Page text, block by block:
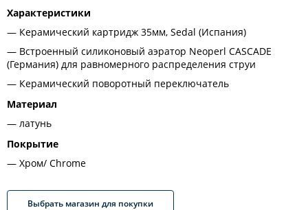
Характеристики
Керамический картридж 35мм, Sedal (Испания)
Встроенный силиконовый аэратор Neoperl CASCADE
(Германия) для равномерного распределения струи
Керамический поворотный переключатель
Материал
латунь
Покрытие
Хром/ Chrome
Выбрать магазин для покупки